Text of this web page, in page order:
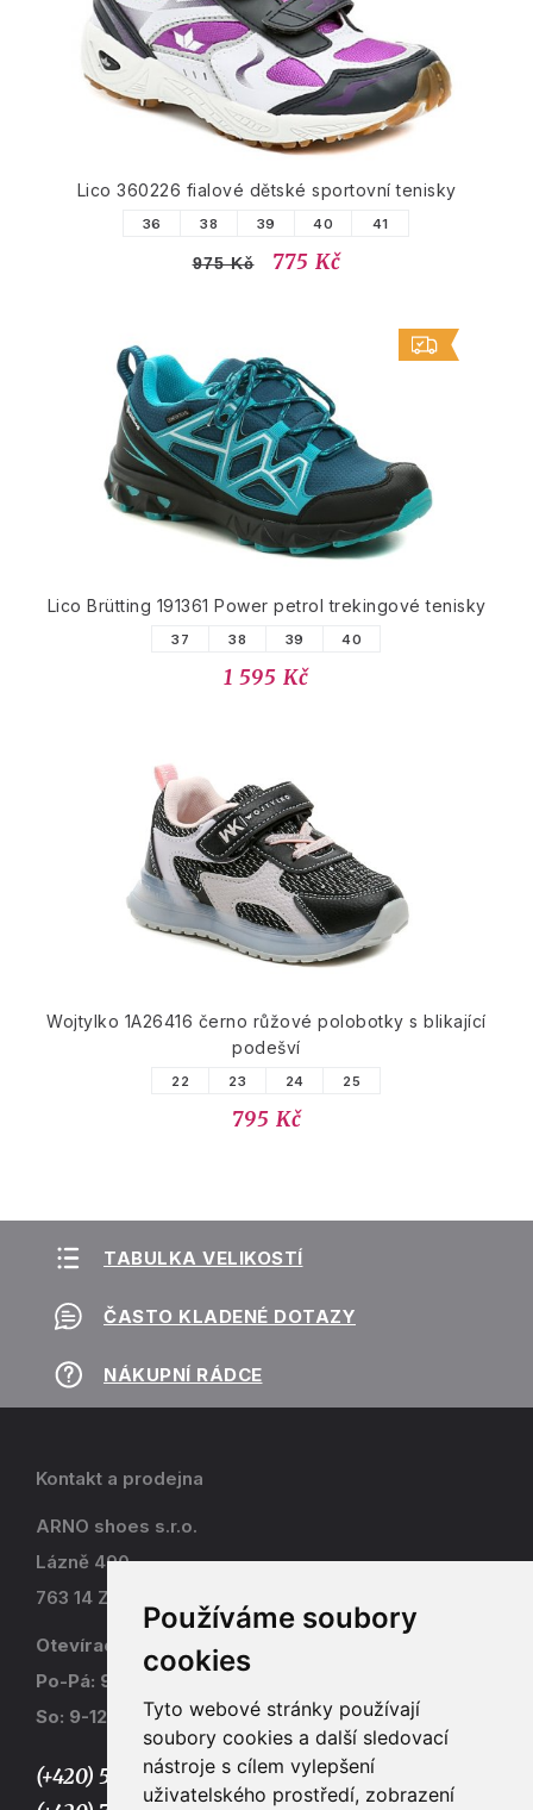
Používáme soubory
cookies
Tyto webové stránky používají
soubory cookies a další sledovací
nástroje s cílem vylepšení
uživatelského prostředí, zobrazení
Lico 360226 fialové dětské sportovní tenisky
36 38 39 40 41
975 Kč 775 Kč
Lico Brütting 191361 Power petrol trekingové tenisky
37 38 39 40
1 595 Kč
Wojtylko 1A26416 černo růžové polobotky s blikající
podešví
22 23 24 25
795 Kč
TABULKA VELIKOSTÍ
ČASTO KLADENÉ DOTAZY
NÁKUPNÍ RÁDCE
Kontakt a prodejna
ARNO shoes s.r.o.
Lázně 490
763 14 Zlín - Kostelec
Otevírací doba
Po-Pá: 9-17
So: 9-12
(+420) 577 915 036,